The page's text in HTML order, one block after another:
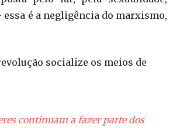
é a negligência do marxismo,
socialize os meios de
continuam a fazer parte dos